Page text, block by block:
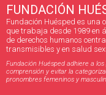
FUNDACIÓN
Fundación Huésped es una
que trabaja desde 1989 en
de derechos humanos
transmisibles y en salud
Fundación Huésped adhiere a
comprensión y evitar la
pronombres femeninos y